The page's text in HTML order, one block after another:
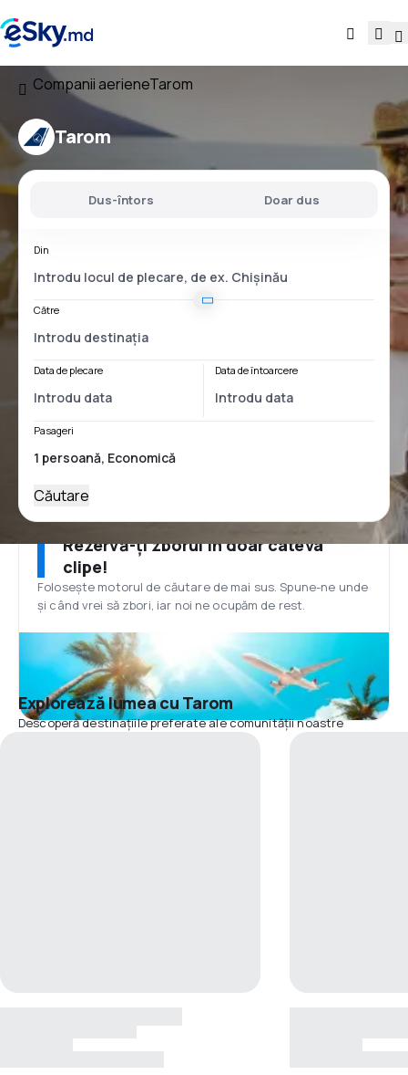
Companii aerieneTarom
Tarom
Dus-întors Doar dus
Din
Către
Data de plecare Data de întoarcere
Pasageri
Căutare
Rezervă-ți zborul în doar câteva
clipe!
Folosește motorul de căutare de mai sus. Spune-ne unde
și când vrei să zbori, iar noi ne ocupăm de rest.
Explorează lumea cu Tarom
Descoperă destinațiile preferate ale comunității noastre